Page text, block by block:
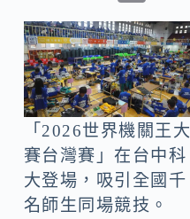
b
o
o
k
o
p
y
Li
n
k
「2026世界機關王大
賽台灣賽」在台中科
大登場，吸引全國千
名師生同場競技。